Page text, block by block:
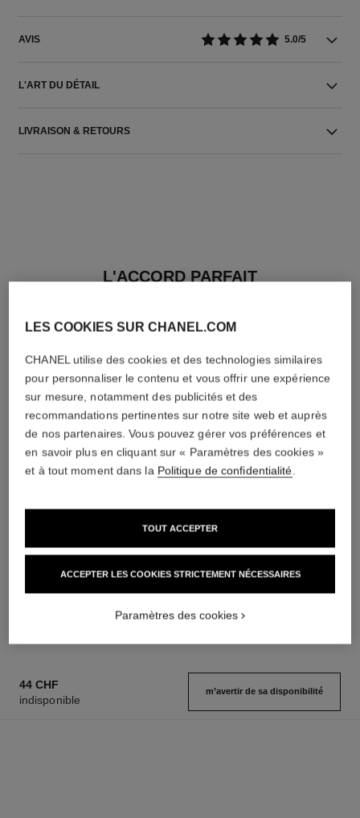
AVIS 5.0/5
L'ART DU DÉTAIL
LIVRAISON & RETOURS
L'ACCORD PARFAIT
coco mademoiselle
Réf. 116700
coco mademoiselle
Réf. 116997
44 CHF
indisponible
m’avertir de sa disponibilité
LES COOKIES SUR CHANEL.COM
CHANEL utilise des cookies et des technologies similaires
pour personnaliser le contenu et vous offrir une expérience
sur mesure, notamment des publicités et des
recommandations pertinentes sur notre site web et auprès
de nos partenaires. Vous pouvez gérer vos préférences et
en savoir plus en cliquant sur « Paramètres des cookies »
et à tout moment dans la Politique de confidentialité
ACCEPTER LES COOKIES STRICTEMENT NÉCESSAIRES
TOUT ACCEPTER
Paramètres des cookies